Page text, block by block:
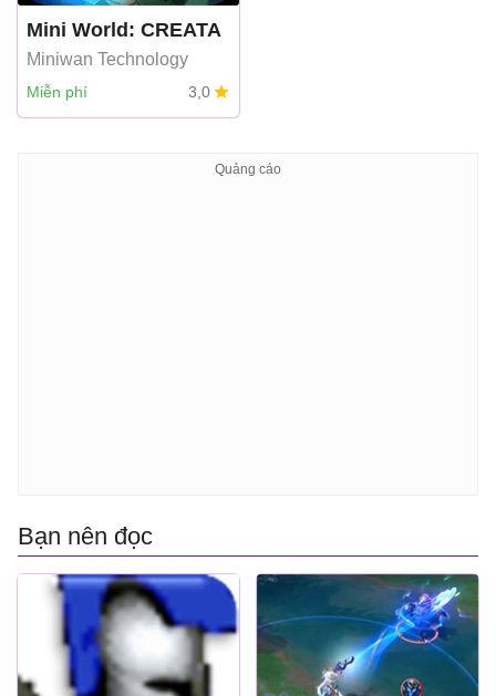
Mini World: CREATA
Miniwan Technology
Miễn phí 3,0
Bạn nên đọc